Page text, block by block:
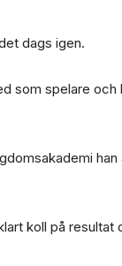
dags igen.
som spelare
koll på